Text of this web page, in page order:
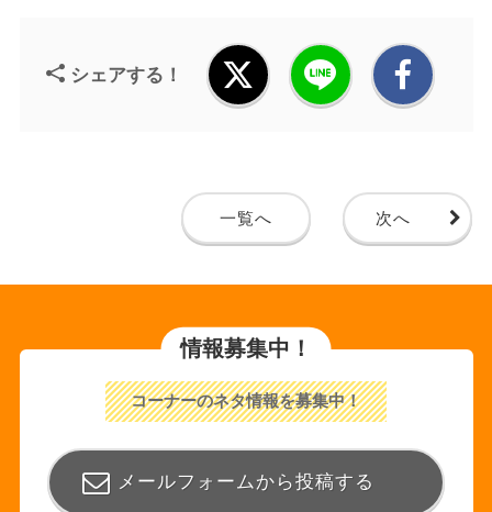
シェアする！
一覧へ 次へ
情報募集中！
コーナーのネタ情報を募集中！
メールフォームから投稿する